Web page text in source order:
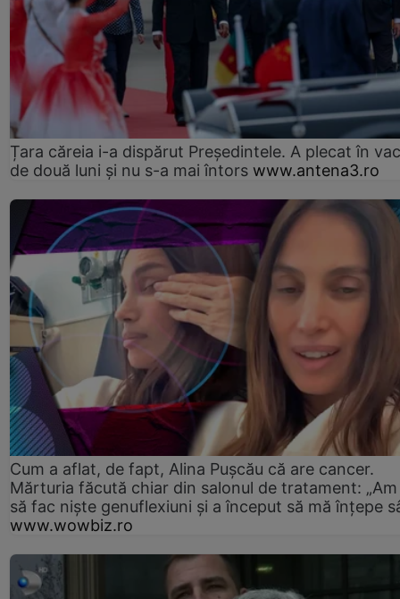
Țara căreia i-a dispărut Președintele. A plecat în
de două luni și nu s-a mai întors www.antena3.ro
Cum a aflat, de fapt, Alina Pușcău că are cancer.
Mărturia făcută chiar din salonul de tratament:
să fac niște genuflexiuni și a început să mă înțepe
www.wowbiz.ro